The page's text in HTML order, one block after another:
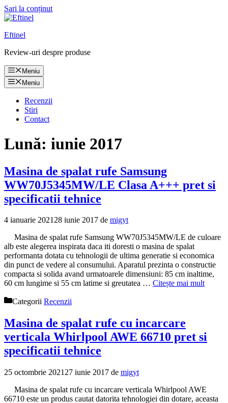
Sari la conținut
Eftinel
Review-uri despre produse
Meniu
Meniu
Recenzii
Stiri
Contact
Lună: iunie 2017
Masina de spalat rufe Samsung
WW70J5345MW/LE Clasa A+++ pret si
specificatii tehnice
4 ianuarie 202128 iunie 2017 de migyt
Masina de spalat rufe Samsung WW70J5345MW/LE de culoare
alb este alegerea inspirata daca iti doresti o masina de spalat
performanta dotata cu tehnologii de ultima generatie si economica
din punct de vedere al consumului. Aparatul prezinta o constructie
compacta si solida avand urmatoarele dimensiuni: 85 cm inaltime,
60 cm lungime si 55 cm latime si greutatea … Citește mai mult
Categorii Recenzii
Masina de spalat rufe cu incarcare
verticala Whirlpool AWE 66710 pret si
specificatii tehnice
25 octombrie 2021 27 iunie 2017 de migyt
Masina de spalat rufe cu incarcare verticala Whirlpool AWE
66710 este un produs cautat datorita tehnologiei din dotare, aceasta